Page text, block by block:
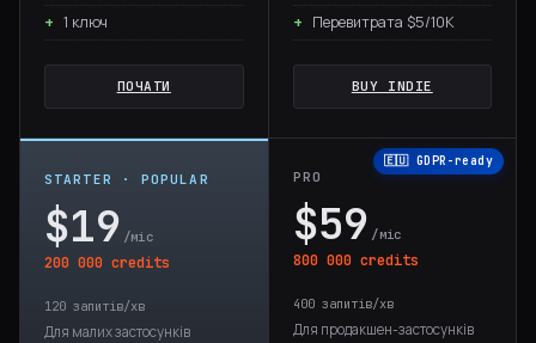
1 ключ
ПОЧАТИ
Перевитрата $5/10K
BUY INDIE
STARTER · POPULAR
$19 /міс
200 000 credits
120 запитів/хв
Для малих застосунків
🇪🇺 GDPR-ready
PRO
$59 /міс
800 000 credits
400 запитів/хв
Для продакшен-застосунків